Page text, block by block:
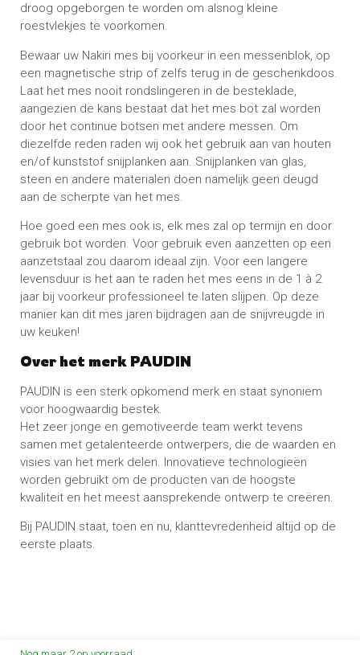
droog opgeborgen te worden om alsnog kleine
roestvlekjes te voorkomen.
Bewaar uw Nakiri mes bij voorkeur in een messenblok, op
een magnetische strip of zelfs terug in de geschenkdoos.
Laat het mes nooit rondslingeren in de besteklade,
aangezien de kans bestaat dat het mes bot zal worden
door het continue botsen met andere messen. Om
diezelfde reden raden wij ook het gebruik aan van houten
en/of kunststof snijplanken aan. Snijplanken van glas,
steen en andere materialen doen namelijk geen deugd
aan de scherpte van het mes.
Hoe goed een mes ook is, elk mes zal op termijn en door
gebruik bot worden. Voor gebruik even aanzetten op een
aanzetstaal zou daarom ideaal zijn. Voor een langere
levensduur is het aan te raden het mes eens in de 1 à 2
jaar bij voorkeur professioneel te laten slijpen. Op deze
manier kan dit mes jaren bijdragen aan de snijvreugde in
uw keuken!
Over het merk PAUDIN
PAUDIN is een sterk opkomend merk en staat synoniem
voor hoogwaardig bestek.
Het zeer jonge en gemotiveerde team werkt tevens
samen met getalenteerde ontwerpers, die de waarden en
visies van het merk delen. Innovatieve technologieën
worden gebruikt om de producten van de hoogste
kwaliteit en het meest aansprekende ontwerp te creëren.
Bij PAUDIN staat, toen en nu, klanttevredenheid altijd op de
eerste plaats.